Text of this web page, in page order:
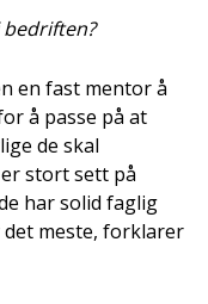
en fast mentor å
å passe på at
de skal
stort sett på
har solid faglig
meste, forklarer